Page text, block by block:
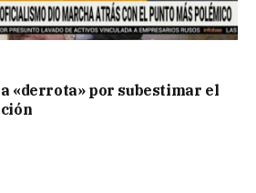
«derrota» por subestimar el